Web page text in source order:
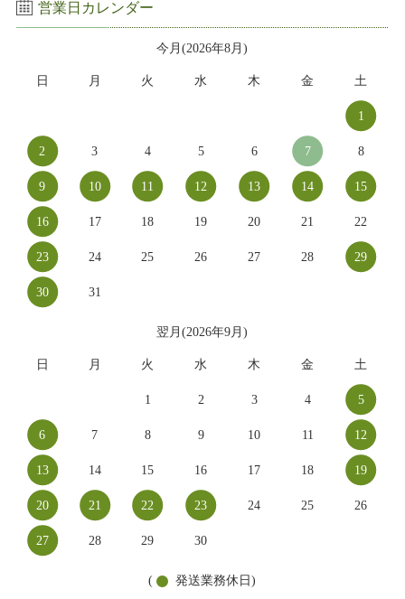
営業日カレンダー
今月(2026年8月)
日 月 火 水 木 金 土
1
2 3 4 5 6 7 8
9 10 11 12 13 14 15
16 17 18 19 20 21 22
23 24 25 26 27 28 29
30 31
翌月(2026年9月)
日 月 火 水 木 金 土
1 2 3 4 5
6 7 8 9 10 11 12
13 14 15 16 17 18 19
20 21 22 23 24 25 26
27 28 29 30
( 発送業務休日)